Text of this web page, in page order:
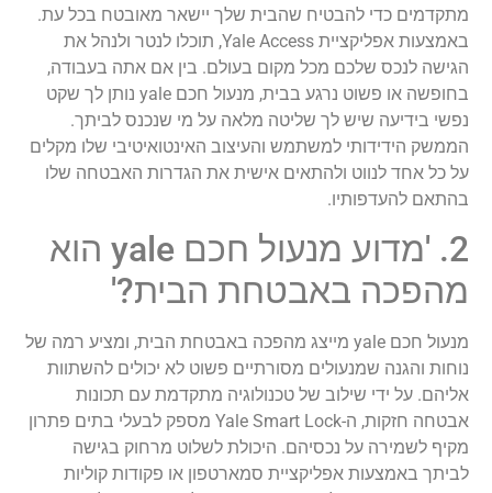
מתקדמים כדי להבטיח שהבית שלך יישאר מאובטח בכל עת.
באמצעות אפליקציית Yale Access, תוכלו לנטר ולנהל את
הגישה לנכס שלכם מכל מקום בעולם. בין אם אתה בעבודה,
בחופשה או פשוט נרגע בבית, מנעול חכם yale נותן לך שקט
נפשי בידיעה שיש לך שליטה מלאה על מי שנכנס לביתך.
הממשק הידידותי למשתמש והעיצוב האינטואיטיבי שלו מקלים
על כל אחד לנווט ולהתאים אישית את הגדרות האבטחה שלו
בהתאם להעדפותיו.
2. 'מדוע מנעול חכם yale הוא
מהפכה באבטחת הבית?'
מנעול חכם yale מייצג מהפכה באבטחת הבית, ומציע רמה של
נוחות והגנה שמנעולים מסורתיים פשוט לא יכולים להשתוות
אליהם. על ידי שילוב של טכנולוגיה מתקדמת עם תכונות
אבטחה חזקות, ה-Yale Smart Lock מספק לבעלי בתים פתרון
מקיף לשמירה על נכסיהם. היכולת לשלוט מרחוק בגישה
לביתך באמצעות אפליקציית סמארטפון או פקודות קוליות